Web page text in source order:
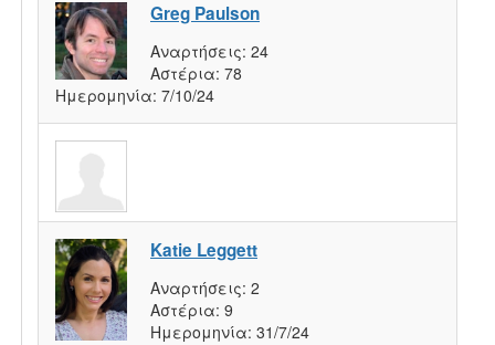
Greg Paulson
Αναρτήσεις: 24
Αστέρια: 78
Ημερομηνία: 7/10/24
Katie Leggett
Αναρτήσεις: 2
Αστέρια: 9
Ημερομηνία: 31/7/24